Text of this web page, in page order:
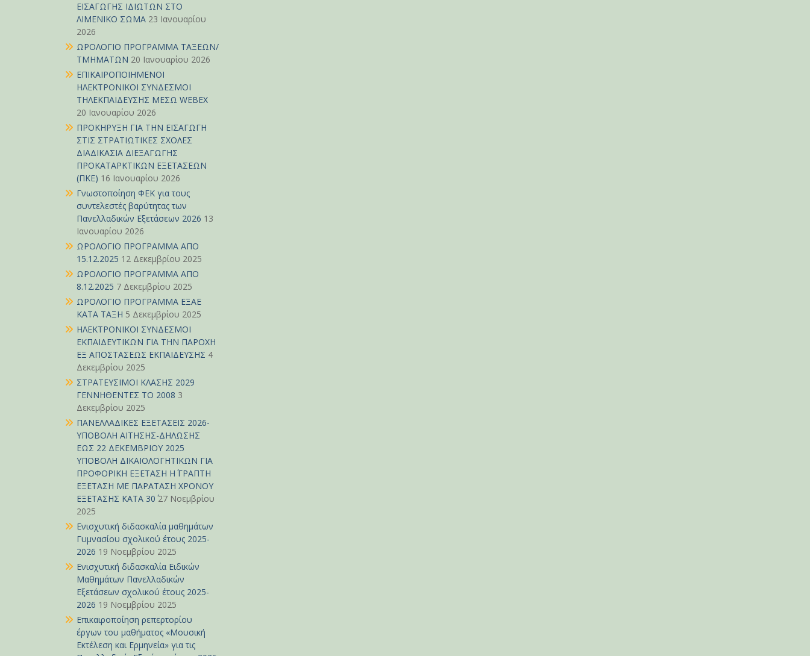
ΕΙΣΑΓΩΓΗΣ ΙΔΙΩΤΩΝ ΣΤΟ
ΛΙΜΕΝΙΚΟ ΣΩΜΑ 23 Ιανουαρίου
2026
ΩΡΟΛΟΓΙΟ ΠΡΟΓΡΑΜΜΑ ΤΑΞΕΩΝ/
ΤΜΗΜΑΤΩΝ 20 Ιανουαρίου 2026
ΕΠΙΚΑΙΡΟΠΟΙΗΜΕΝΟΙ
ΗΛΕΚΤΡΟΝΙΚΟΙ ΣΥΝΔΕΣΜΟΙ
ΤΗΛΕΚΠΑΙΔΕΥΣΗΣ ΜΕΣΩ WEBEX
20 Ιανουαρίου 2026
ΠΡΟΚΗΡΥΞΗ ΓΙΑ ΤΗΝ ΕΙΣΑΓΩΓΗ
ΣΤΙΣ ΣΤΡΑΤΙΩΤΙΚΕΣ ΣΧΟΛΕΣ
ΔΙΑΔΙΚΑΣΙΑ ΔΙΕΞΑΓΩΓΗΣ
ΠΡΟΚΑΤΑΡΚΤΙΚΩΝ ΕΞΕΤΑΣΕΩΝ
(ΠΚΕ) 16 Ιανουαρίου 2026
Γνωστοποίηση ΦΕΚ για τους
συντελεστές βαρύτητας των
Πανελλαδικών Εξετάσεων 2026 13
Ιανουαρίου 2026
ΩΡΟΛΟΓΙΟ ΠΡΟΓΡΑΜΜΑ ΑΠΟ
15.12.2025 12 Δεκεμβρίου 2025
ΩΡΟΛΟΓΙΟ ΠΡΟΓΡΑΜΜΑ ΑΠΟ
8.12.2025 7 Δεκεμβρίου 2025
ΩΡΟΛΟΓΙΟ ΠΡΟΓΡΑΜΜΑ ΕΞΑΕ
ΚΑΤΑ ΤΑΞΗ 5 Δεκεμβρίου 2025
ΗΛΕΚΤΡΟΝΙΚΟΙ ΣΥΝΔΕΣΜΟΙ
ΕΚΠΑΙΔΕΥΤΙΚΩΝ ΓΙΑ ΤΗΝ ΠΑΡΟΧΗ
ΕΞ ΑΠΟΣΤΑΣΕΩΣ ΕΚΠΑΙΔΕΥΣΗΣ 4
Δεκεμβρίου 2025
ΣΤΡΑΤΕΥΣΙΜΟΙ ΚΛΑΣΗΣ 2029
ΓΕΝΝΗΘΕΝΤΕΣ ΤΟ 2008 3
Δεκεμβρίου 2025
ΠΑΝΕΛΛΑΔΙΚΕΣ ΕΞΕΤΑΣΕΙΣ 2026-
ΥΠΟΒΟΛΗ ΑΙΤΗΣΗΣ-ΔΗΛΩΣΗΣ
ΕΩΣ 22 ΔΕΚΕΜΒΡΙΟΥ 2025
ΥΠΟΒΟΛΗ ΔΙΚΑΙΟΛΟΓΗΤΙΚΩΝ ΓΙΑ
ΠΡΟΦΟΡΙΚΗ ΕΞΕΤΑΣΗ Η΄ ΓΡΑΠΤΗ
ΕΞΕΤΑΣΗ ΜΕ ΠΑΡΑΤΑΣΗ ΧΡΟΝΟΥ
ΕΞΕΤΑΣΗΣ ΚΑΤΑ 30΄ 27 Νοεμβρίου
2025
Ενισχυτική διδασκαλία μαθημάτων
Γυμνασίου σχολικού έτους 2025-
2026 19 Νοεμβρίου 2025
Ενισχυτική διδασκαλία Ειδικών
Μαθημάτων Πανελλαδικών
Εξετάσεων σχολικού έτους 2025-
2026 19 Νοεμβρίου 2025
Επικαιροποίηση ρεπερτορίου
έργων του μαθήματος «Μουσική
Εκτέλεση και Ερμηνεία» για τις